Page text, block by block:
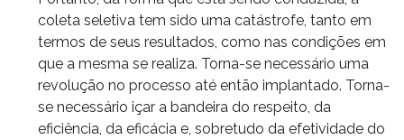
coleta seletiva tem sido uma catástrofe, tanto em
termos de seus resultados, como nas condições em
que a mesma se realiza. Torna-se necessário uma
revolução no processo até então implantado. Torna-
se necessário içar a bandeira do respeito, da
eficiência, da eficácia e, sobretudo da efetividade do